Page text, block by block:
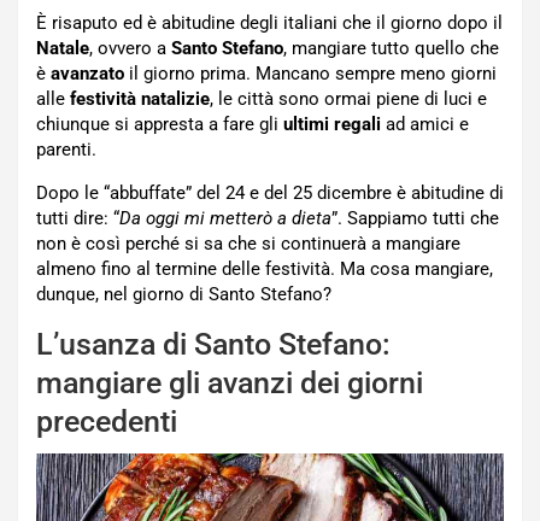
È risaputo ed è abitudine degli italiani che il giorno dopo il
Natale, ovvero a Santo Stefano, mangiare tutto quello che
è avanzato il giorno prima. Mancano sempre meno giorni
alle festività natalizie, le città sono ormai piene di luci e
chiunque si appresta a fare gli ultimi regali ad amici e
parenti.
Dopo le “abbuffate” del 24 e del 25 dicembre è abitudine di
tutti dire: “Da oggi mi metterò a dieta”. Sappiamo tutti che
non è così perché si sa che si continuerà a mangiare
almeno fino al termine delle festività. Ma cosa mangiare,
dunque, nel giorno di Santo Stefano?
L’usanza di Santo Stefano:
mangiare gli avanzi dei giorni
precedenti